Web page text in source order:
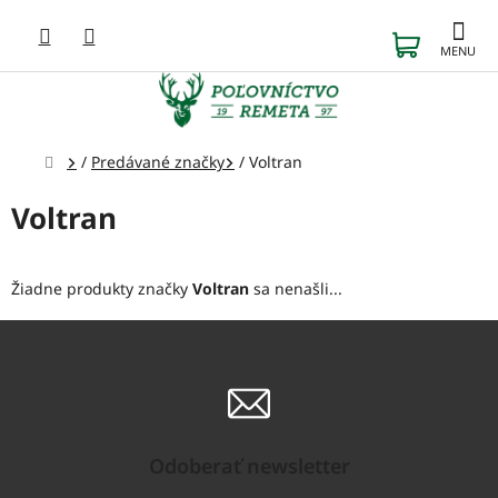
obsah
KOŠÍK
Domov
/ Predávané značky / Voltran
Voltran
Žiadne produkty značky Voltran sa nenašli...